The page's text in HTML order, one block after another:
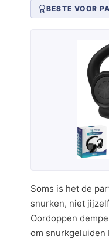
BESTE VOOR
Soms is het de
snurken, niet
Oordoppen
om snurkgeluiden